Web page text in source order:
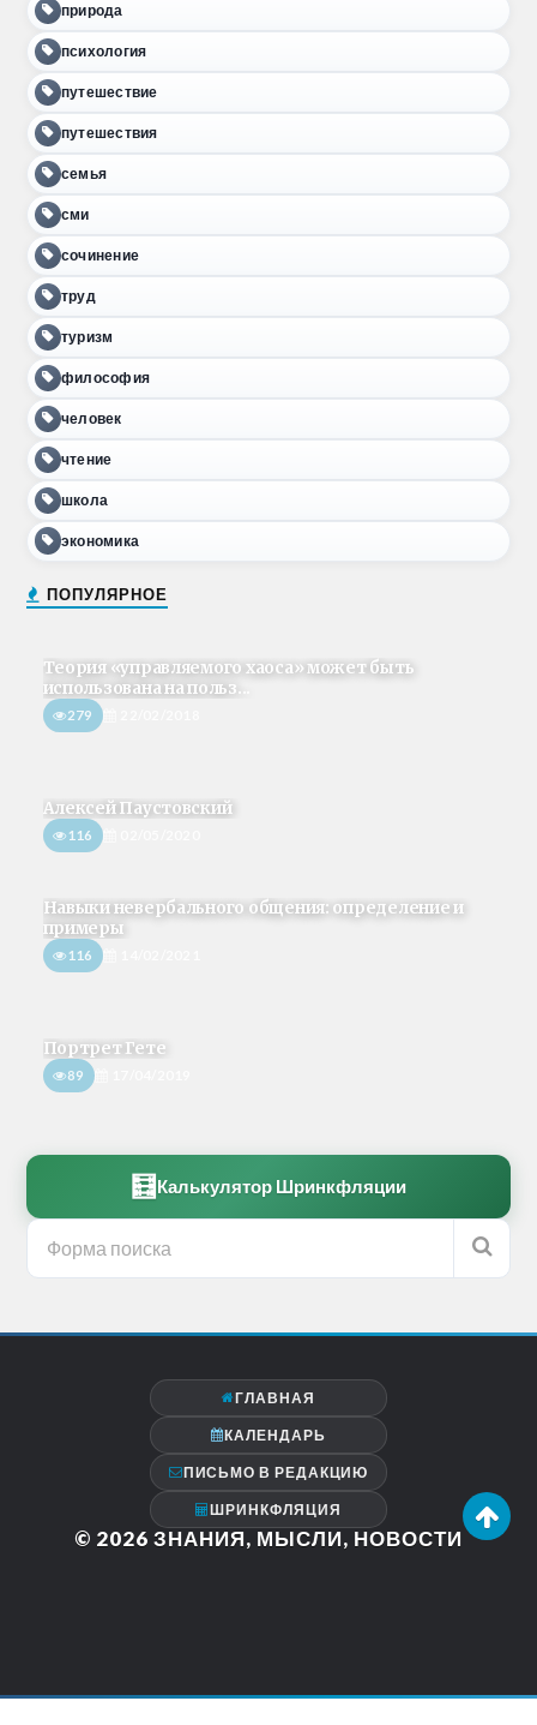
природа
психология
путешествие
путешествия
семья
сми
сочинение
труд
туризм
философия
человек
чтение
школа
экономика
ПОПУЛЯРНОЕ
Теория «управляемого хаоса» может быть
использована на польз...
279
Алексей Паустовский
116
Навыки невербального общения: определение и
примеры
116
Портрет Гете
89
🧮 Калькулятор Шринкфляции
ГЛАВНАЯ
КАЛЕНДАРЬ
ПИСЬМО В РЕДАКЦИЮ
ШРИНКФЛЯЦИЯ
© 2026 ЗНАНИЯ, МЫСЛИ, НОВОСТИ